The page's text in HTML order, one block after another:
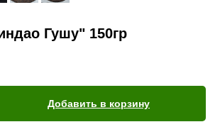
Гушу" 150гр
Добавить в корзину